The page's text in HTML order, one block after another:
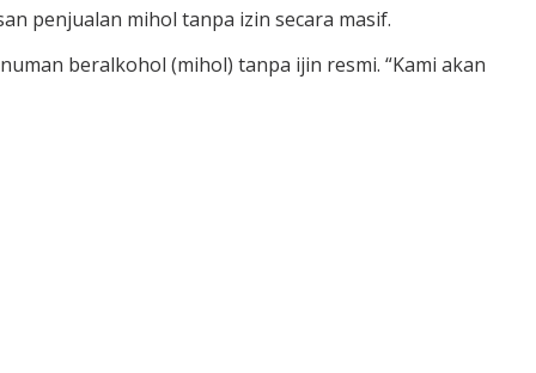
penjualan mihol tanpa izin secara masif.
beralkohol (mihol) tanpa ijin resmi. “Kami akan